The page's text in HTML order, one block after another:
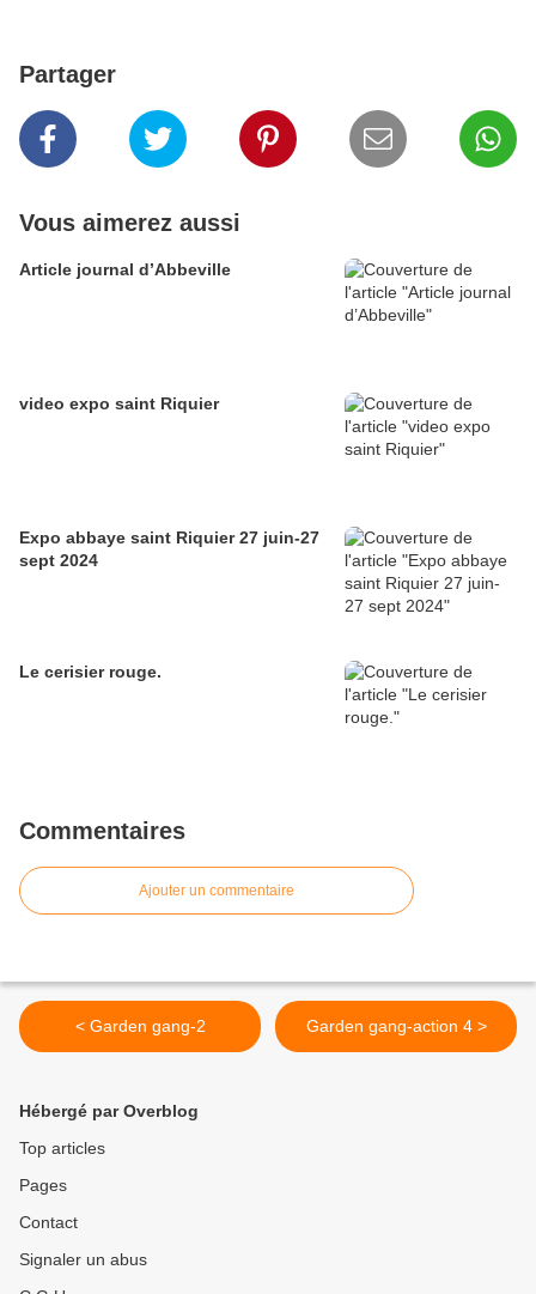
Partager
Vous aimerez aussi
Article journal d’Abbeville
video expo saint Riquier
Expo abbaye saint Riquier 27 juin-27
sept 2024
Le cerisier rouge.
Commentaires
Ajouter un commentaire
< Garden gang-2 Garden gang-action 4 >
Hébergé par Overblog
Top articles
Pages
Contact
Signaler un abus